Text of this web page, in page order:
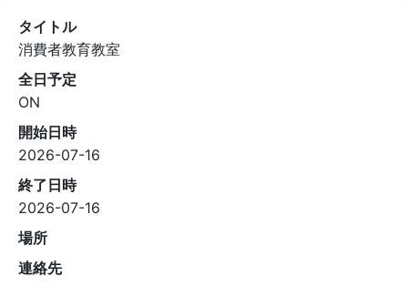
タイトル
消費者教育教室
全日予定
ON
開始日時
2026-07-16
終了日時
2026-07-16
場所
連絡先